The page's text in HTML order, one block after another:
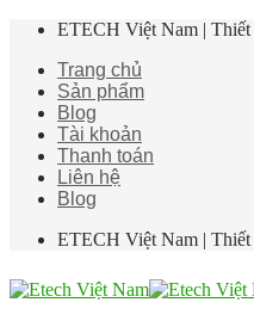
Skip
content
ETECH Việt Nam |
Trang chủ
Sản phẩm
Blog
Tài khoản
Thanh toán
Liên hệ
Blog
ETECH Việt Nam |